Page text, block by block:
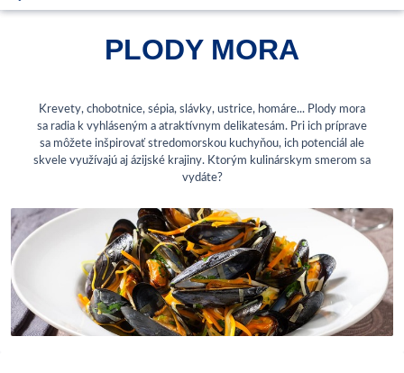
PLODY MORA
Krevety, chobotnice, sépia, slávky, ustrice, homáre... Plody mora
sa radia k vyhláseným a atraktívnym delikatesám. Pri ich príprave
sa môžete inšpirovať stredomorskou kuchyňou, ich potenciál ale
skvele využívajú aj ázijské krajiny. Ktorým kulinárskym smerom sa
vydáte?